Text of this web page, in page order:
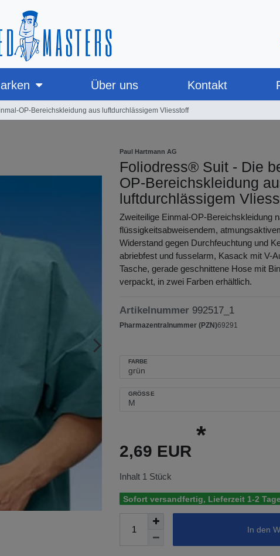
Über uns Kontakt
OP-Bereichskleidung aus luftdurchlässigem Vliesstoff
Paul Hartmann AG
Foliodress® Suit - Die
OP-Bereichskleidung
luftdurchlässigem
Zweiteilige Einmal-OP-Bereichskleidung
flüssigkeitsabweisendem,
Widerstand gegen Durchfeuchtung und
abriebfest und fusselarm, Kasack mit V-
Tasche, gerade geschnittene Hose mit
verpackt, in zwei Farben erhältlich.
Artikelnummer 992517_1
Pharmazentralnummer (PZN)69291
FARBE
GRÖSSE
2,69 EUR
*
Inhalt 1 Stück
Sofort versandfertig, Lieferzeit 1-2
In den